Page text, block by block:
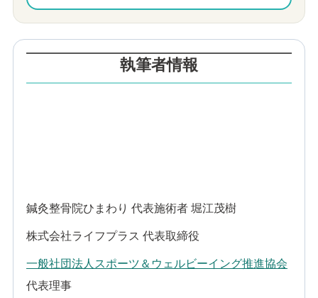
執筆者情報
鍼灸整骨院ひまわり 代表施術者 堀江茂樹
株式会社ライフプラス 代表取締役
一般社団法人スポーツ＆ウェルビーイング推進協会
代表理事